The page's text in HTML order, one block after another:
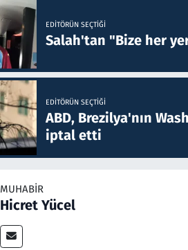
EDITÖRÜN SEÇTIĞI
Salah'tan "Bize her
EDITÖRÜN SEÇTIĞI
ABD, Brezilya'nın
iptal etti
MUHABIR
Hicret Yücel